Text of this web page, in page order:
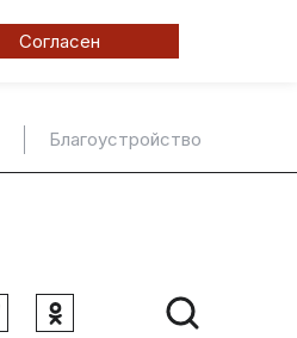
Согласен
Благоустройство